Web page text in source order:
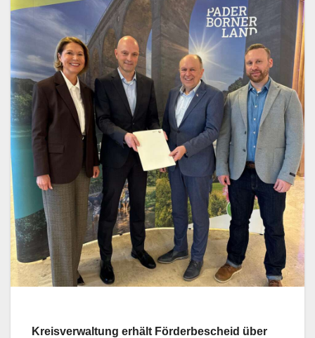
Kreisverwaltung erhält Förderbescheid über